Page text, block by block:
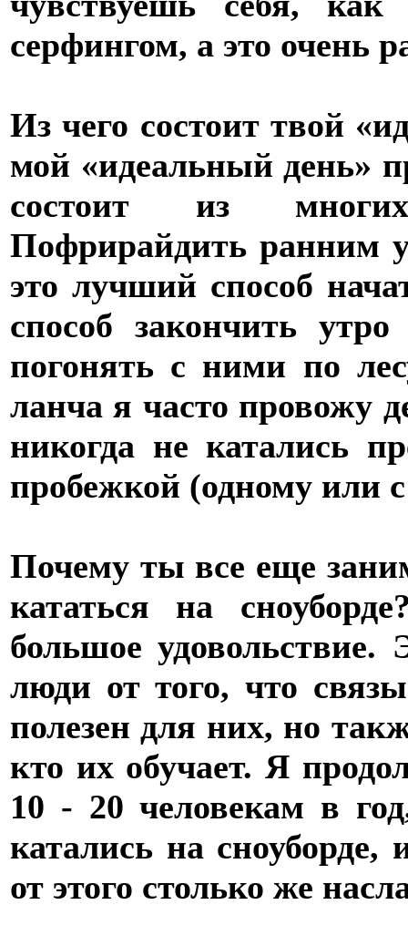
серфингом, а это очень
Из чего состоит твой
мой «идеальный день»
состоит из
Пофрирайдить ранним
это лучший способ
способ закончить
погонять с ними по
ланча я часто провожу
никогда не катались
пробежкой (одному или
Почему ты все еще
кататься на
большое удовольствие.
люди от того, что
полезен для них, но
кто их обучает. Я
10 - 20 человекам в
катались на
от этого столько же